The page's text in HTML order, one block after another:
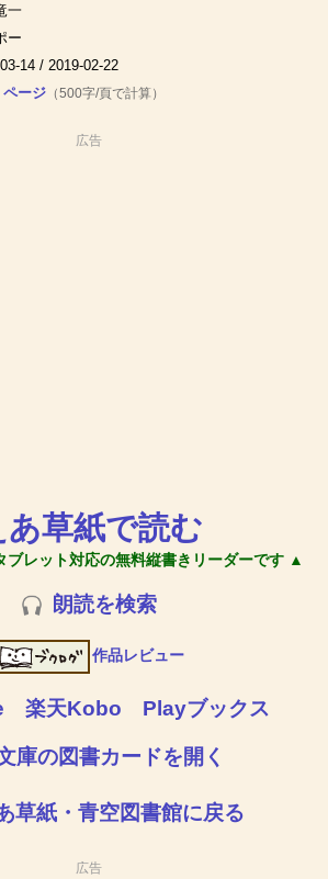
一
ー
14 / 2019-02-22
ージ （500字/頁で計算）
広告
あ草紙で読む
ブレット対応の無料縦書きリーダーです ▲
朗読を検索
作品レビュー
楽天Kobo Playブックス
庫の図書カードを開く
草紙・青空図書館に戻る
広告